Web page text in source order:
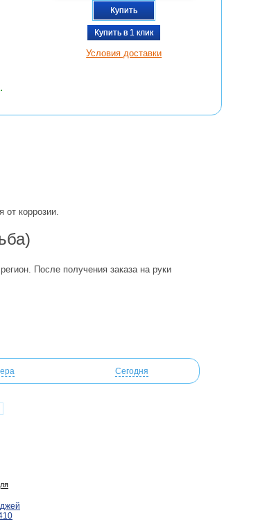
Купить
Купить в 1 клик
Условия доставки
от коррозии.
После получения заказа на руки
Сегодня